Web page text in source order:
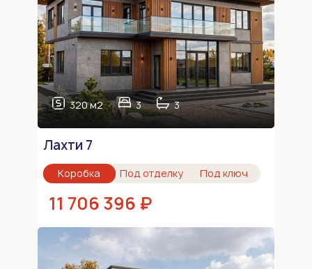
320 м2 3 3
Лахти 7
Коробка Под отделку Под ключ
11 706 396 ₽